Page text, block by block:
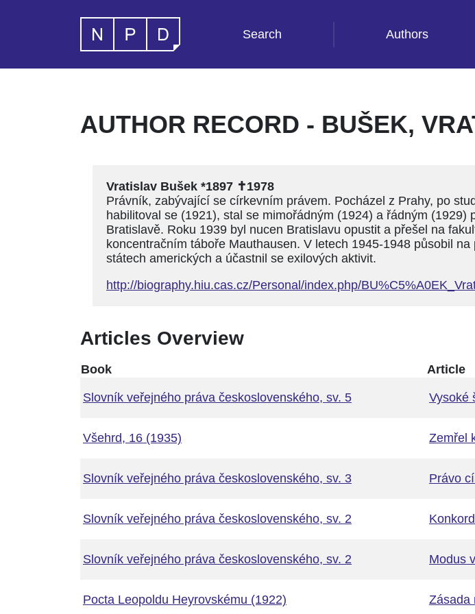
Search Authors
AUTHOR RECORD - BUŠEK,
Vratislav Bušek *1897 ✝1978
Právník, zabývající se církevním právem. Pocházel z Prahy, po
habilitoval se (1921), stal se mimořádným (1924) a řádným
Bratislavě. Roku 1939 byl nucen Bratislavu opustit a přešel na
koncentračním táboře Mauthausen. V letech 1945-1948 působil
státech amerických a účastnil se exilových aktivit.
http://biography.hiu.cas.cz/Personal/index.php/
Articles Overview
Book Article
Slovník veřejného práva československého, sv. 5 Vysoké
Všehrd, 16 (1935) Zemřel
Slovník veřejného práva československého, sv. 3 Právo
Slovník veřejného práva československého, sv. 2
Slovník veřejného práva československého, sv. 2 Modus
Pocta Leopoldu Heyrovskému (1922) Zásada